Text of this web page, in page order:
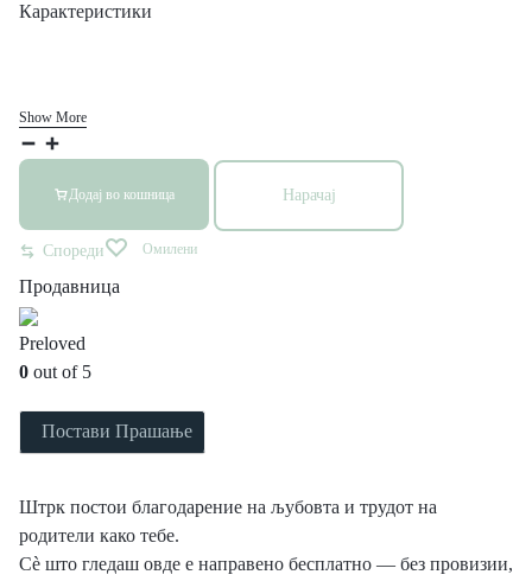
Карактеристики
Show More
Додај во кошница Нарачај
Спореди Омилени
Продавница
Preloved
0 out of 5
Постави Прашање
Штрк постои благодарение на љубовта и трудот на
родители како тебе.
Сè што гледаш овде е направено бесплатно — без провизии,